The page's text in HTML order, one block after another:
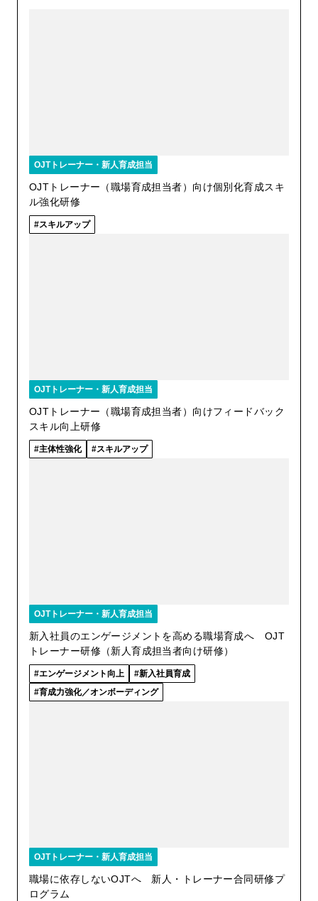
OJTトレーナー・新人育成担当
OJTトレーナー（職場育成担当者）向け個別化育成スキ
ル強化研修
スキルアップ
OJTトレーナー・新人育成担当
OJTトレーナー（職場育成担当者）向けフィードバック
スキル向上研修
主体性強化 スキルアップ
OJTトレーナー・新人育成担当
新入社員のエンゲージメントを高める職場育成へ OJT
トレーナー研修（新人育成担当者向け研修）
エンゲージメント向上
新入社員育成
育成力強化／オンボーディング
OJTトレーナー・新人育成担当
職場に依存しないOJTへ 新人・トレーナー合同研修プ
ログラム